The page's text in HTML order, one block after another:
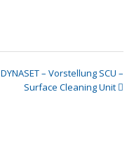
DYNASET – Vorstellung SCU –
Surface Cleaning Unit